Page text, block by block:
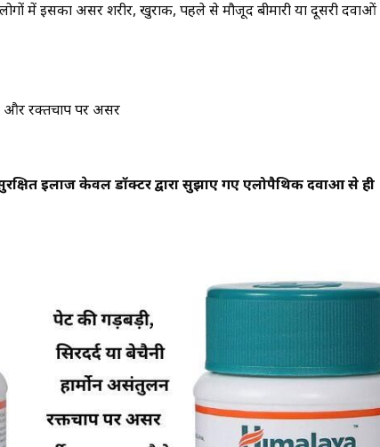
में इसका असर शरीर, खुराक, पहले से मौजूद बीमारी या दूसरी दवाओं
रक्तचाप पर असर
इलाज केवल डॉक्टर द्वारा सुझाए गए एलोपैथिक दवाओं से ही